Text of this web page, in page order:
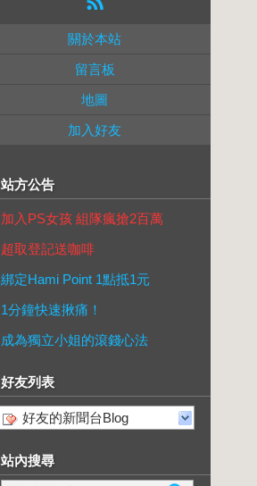
關於本站
留言板
地圖
加入好友
站方公告
加入PS女孩 組隊瘋搶2百萬
超取登記送咖啡
綁定Hami Point 1點抵1元
1分鐘快速揪痛！
成為獨立小姐的滾錢心法
好友列表
好友的新聞台Blog
站內搜尋